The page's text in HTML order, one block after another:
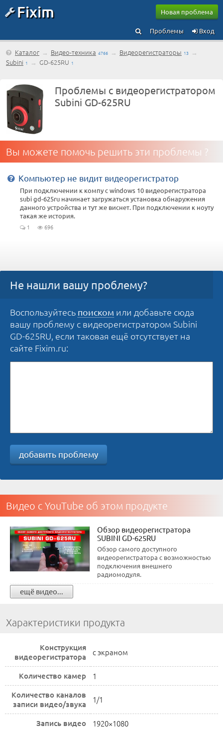
Fixim Новая проблема
Вход
Проблемы
Каталог → Видео-техника 4766 → Видеорегистраторы 13 →
Subini 1 → GD-625RU 1
Проблемы с видеорегистратором
Subini GD-625RU
Вы можете помочь решить эти проблемы ?
Компьютер не видит видеорегистратор
При подключении к компу с windows 10 видеорегистратора
subi gd-625ru начинает загружаться установка обнаружения
данного устройства и тут же виснет. При подключении к ноуту
такая же история.
1 696
Не нашли вашу проблему?
Воспользуйтесь поиском или добавьте сюда
вашу проблему с видеорегистратором Subini
GD-625RU, если таковая ещё отсутствует на
сайте Fixim.ru:
добавить проблему
Видео с YouTube об этом продукте
Обзор видеорегистратора
SUBINI GD-625RU
Обзор самого доступного
видеорегистратора с возможностью
подключения внешнего
радиомодуля.
ещё видео...
Характеристики продукта
Конструкция
видеорегистратора
с экраном
Количество камер 1
Количество каналов
записи видео/звука
1/1
Запись видео 1920×1080